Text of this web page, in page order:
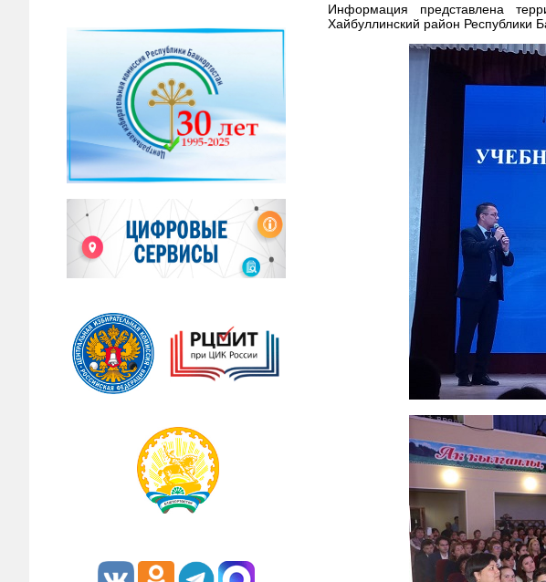
Информация представлена
Хайбуллинский район Республики